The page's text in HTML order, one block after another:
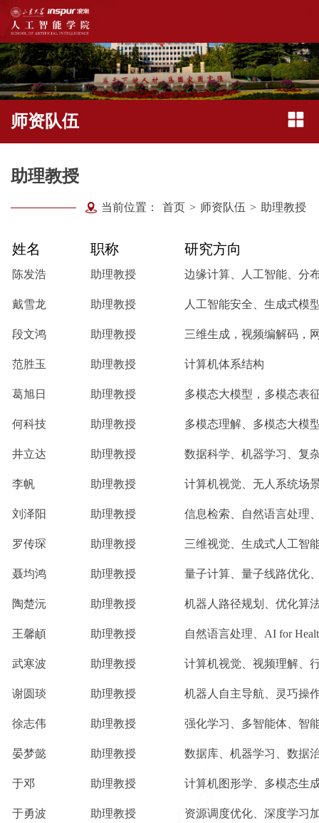
师资队伍
助理教授
当前位置： 首页 > 师资队伍 > 助理教授
姓名 职称 研究方向
陈发浩 助理教授 边缘计算、人工智能、分
戴雪龙 助理教授 人工智能安全、生成式模
段文鸿 助理教授 三维生成，视频编解码，
范胜玉 助理教授 计算机体系结构
葛旭日 助理教授 多模态大模型，多模态表
何科技 助理教授 多模态理解、多模态大模
井立达 助理教授 数据科学、机器学习、复
李帆 助理教授 计算机视觉、无人系统场
刘泽阳 助理教授 信息检索、自然语言处理
罗传琛 助理教授 三维视觉、生成式人工智
聂均鸿 助理教授 量子计算、量子线路优化
陶楚沅 助理教授 机器人路径规划、优化算
王馨頔 助理教授 自然语言处理、AI for
武寒波 助理教授 计算机视觉、视频理解、
谢圆琰 助理教授 机器人自主导航、灵巧操
徐志伟 助理教授 强化学习、多智能体、智
晏梦懿 助理教授 数据库、机器学习、数据
于邓 助理教授 计算机图形学、多模态生
于勇波 助理教授 资源调度优化、深度学习